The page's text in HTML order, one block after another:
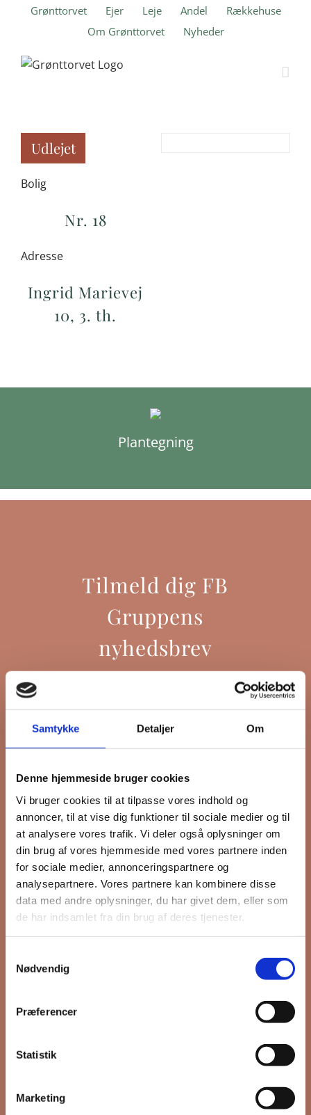
Samtykke Detaljer Om
Denne hjemmeside bruger cookies
Vi bruger cookies til at tilpasse vores indhold og
annoncer, til at vise dig funktioner til sociale medier og til
at analysere vores trafik. Vi deler også oplysninger om
din brug af vores hjemmeside med vores partnere inden
for sociale medier, annonceringspartnere og
analysepartnere. Vores partnere kan kombinere disse
data med andre oplysninger, du har givet dem, eller som
de har indsamlet fra din brug af deres tjenester.
Nødvendig
Præferencer
Statistik
Marketing
Grønttorvet Ejer Leje Andel
Rækkehuse
Om Grønttorvet
Nyheder
Udlejet
Bolig
Nr. 18
Adresse
Ingrid Marievej
10, 3. th.
Plantegning
Tilmeld dig FB
Gruppens
nyhedsbrev
Hold dig opdateret på hvad der sker
på Grønttorvet. I vores nyhedsbrev
sender vi blandt andet invitation til
boliger til salg, så du kan komme
først i køen.
*
Fornavn
Efternavn
Email
Interesseret i